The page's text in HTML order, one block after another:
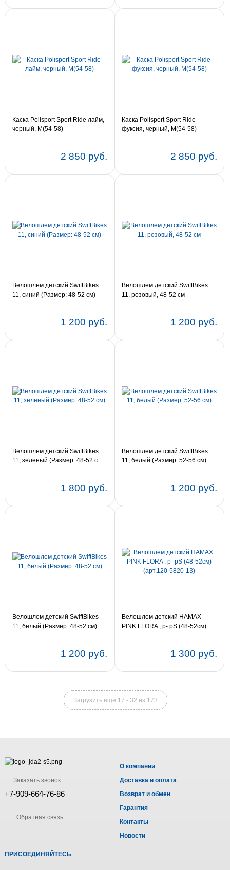
Каска Polisport Sport Ride лайм,
черный, M(54-58)
2 850 руб.
Каска Polisport Sport Ride
фуксия, черный, M(54-58)
2 850 руб.
Велошлем детский SwiftBikes
11, синий (Размер: 48-52 см)
1 200 руб.
Велошлем детский SwiftBikes
11, розовый, 48-52 см
1 200 руб.
Велошлем детский SwiftBikes
11, зеленый (Размер: 48-52 см)
1 800 руб.
Велошлем детский SwiftBikes
11, белый (Размер: 52-56 см)
1 200 руб.
Велошлем детский SwiftBikes
11, белый (Размер: 48-52 см)
1 200 руб.
Велошлем детский HAMAX
PINK FLORA , р- рS (48-52см)
1 300 руб.
Загрузить ещё 17 - 32 из 173
Заказать звонок
+7-909-664-76-86
Обратная связь
О компании
Доставка и оплата
Возврат и обмен
Гарантия
Контакты
Новости
ПРИСОЕДИНЯЙТЕСЬ